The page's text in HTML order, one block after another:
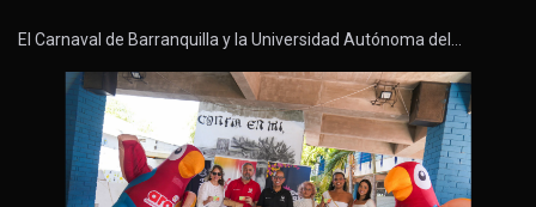
El Carnaval de Barranquilla y la Universidad Autónoma del…